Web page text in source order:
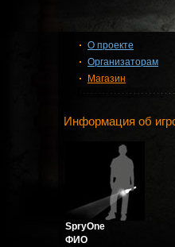
О проекте
Организаторам
Магазин
Информация об
SpryOne
ФИО